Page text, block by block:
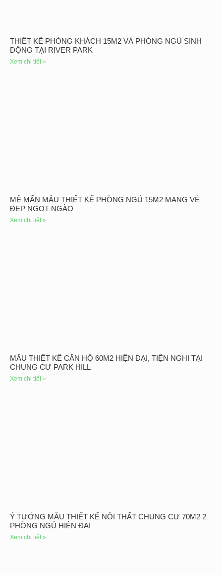
THIẾT KẾ PHÒNG KHÁCH 15M2 VÀ PHÒNG NGỦ SINH
ĐỘNG TẠI RIVER PARK
Xem chi tiết »
MÊ MẨN MẪU THIẾT KẾ PHÒNG NGỦ 15M2 MANG VẺ
ĐẸP NGỌT NGÀO
Xem chi tiết »
MẪU THIẾT KẾ CĂN HỘ 60M2 HIỆN ĐẠI, TIỆN NGHI TẠI
CHUNG CƯ PARK HILL
Xem chi tiết »
Ý TƯỞNG MẪU THIẾT KẾ NỘI THẤT CHUNG CƯ 70M2 2
PHÒNG NGỦ HIỆN ĐẠI
Xem chi tiết »